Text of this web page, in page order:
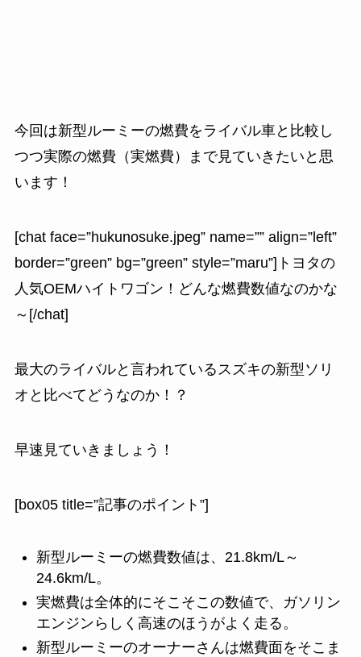
今回は新型ルーミーの燃費をライバル車と比較し
つつ実際の燃費（実燃費）まで見ていきたいと思
います！
[chat face=”hukunosuke.jpeg” name=”” align=”left”
border=”green” bg=”green” style=”maru”]トヨタの
人気OEMハイトワゴン！どんな燃費数値なのかな
～[/chat]
最大のライバルと言われているスズキの新型ソリ
オと比べてどうなのか！？
早速見ていきましょう！
[box05 title=”記事のポイント”]
新型ルーミーの燃費数値は、21.8km/L～
24.6km/L。
実燃費は全体的にそこそこの数値で、ガソリン
エンジンらしく高速のほうがよく走る。
新型ルーミーのオーナーさんは燃費面をそこま